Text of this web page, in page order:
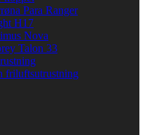
Para Ranger
H17
Nova
Talon 33
friluftsutrustning